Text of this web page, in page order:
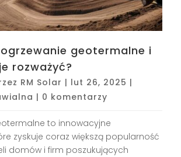
geotermalne i
rozważyć?
RM Solar | lut 26, 2025 |
| 0 komentarzy
to innowacyjne
zyskuje coraz większą popularność
domów i firm poszukujących